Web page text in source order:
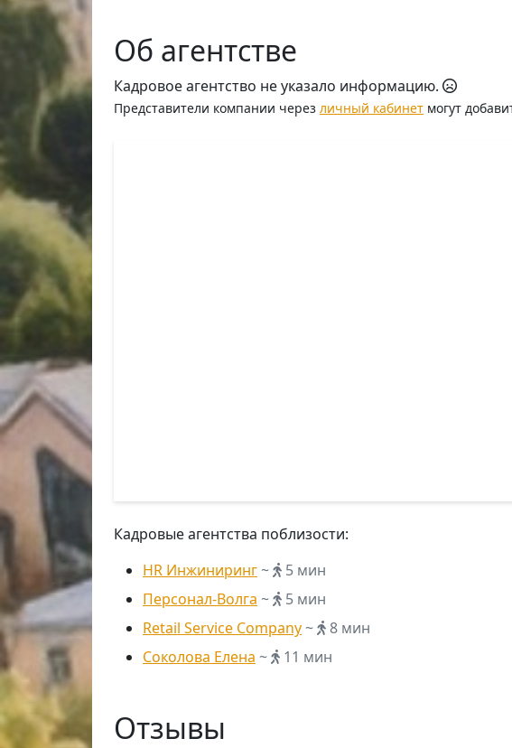
Об агентстве
Кадровое агентство не указало информацию.
Представители компании через личный кабинет могут
Кадровые агентства поблизости:
HR Инжиниринг~
5 мин
Персонал-Волга ~
5 мин
Retail Service Company~
8 мин
Соколова Елена ~ 11 мин
Отзывы